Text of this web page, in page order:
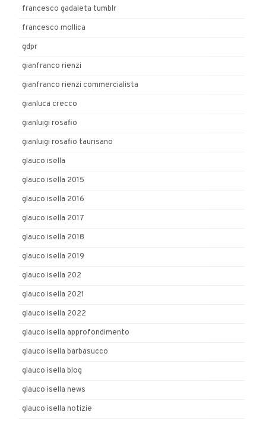
francesco gadaleta tumblr
francesco mollica
gdpr
gianfranco rienzi
gianfranco rienzi commercialista
gianluca crecco
gianluigi rosafio
gianluigi rosafio taurisano
glauco isella
glauco isella 2015
glauco isella 2016
glauco isella 2017
glauco isella 2018
glauco isella 2019
glauco isella 202
glauco isella 2021
glauco isella 2022
glauco isella approfondimento
glauco isella barbasucco
glauco isella blog
glauco isella news
glauco isella notizie